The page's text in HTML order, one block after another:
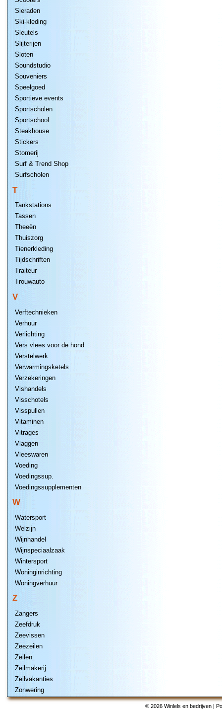
Sieraden
Ski-kleding
Sleutels
Slijterijen
Sloten
Soundstudio
Souveniers
Speelgoed
Sportieve events
Sportscholen
Sportschool
Steakhouse
Stickers
Stomerij
Surf & Trend Shop
Surfscholen
T
Tankstations
Tassen
Theeën
Thuiszorg
Tienerkleding
Tijdschriften
Traiteur
Trouwauto
V
Verftechnieken
Verhuur
Verlichting
Vers vlees voor de hond
Verstelwerk
Verwarmingsketels
Verzekeringen
Vishandels
Visschotels
Visspullen
Vitaminen
Vitrages
Vlaggen
Vleeswaren
Voeding
Voedingssup.
Voedingssupplementen
W
Watersport
Welzijn
Wijnhandel
Wijnspeciaalzaak
Wintersport
Woninginrichting
Woningverhuur
Z
Zangers
Zeefdruk
Zeevissen
Zeezeilen
Zeilen
Zeilmakerij
Zeilvakanties
Zonwering
© 2026 Winlels en bedrijven |